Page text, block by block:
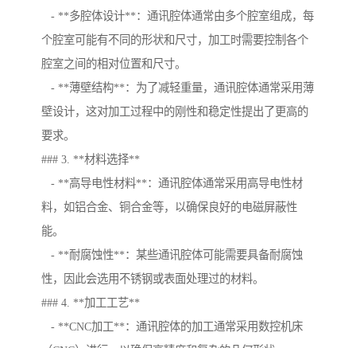
- **多腔体设计**：通讯腔体通常由多个腔室组成，每
个腔室可能有不同的形状和尺寸，加工时需要控制各个
腔室之间的相对位置和尺寸。
- **薄壁结构**：为了减轻重量，通讯腔体通常采用薄
壁设计，这对加工过程中的刚性和稳定性提出了更高的
要求。
### 3. **材料选择**
- **高导电性材料**：通讯腔体通常采用高导电性材
料，如铝合金、铜合金等，以确保良好的电磁屏蔽性
能。
- **耐腐蚀性**：某些通讯腔体可能需要具备耐腐蚀
性，因此会选用不锈钢或表面处理过的材料。
### 4. **加工工艺**
- **CNC加工**：通讯腔体的加工通常采用数控机床